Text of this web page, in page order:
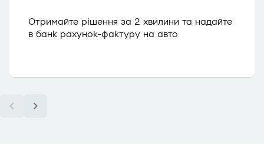
Отримайте рішення за 2 хвилини та надайте
в банк рахунок-фактуру на авто